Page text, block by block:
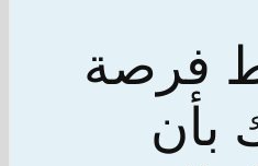
فرصة
بأن